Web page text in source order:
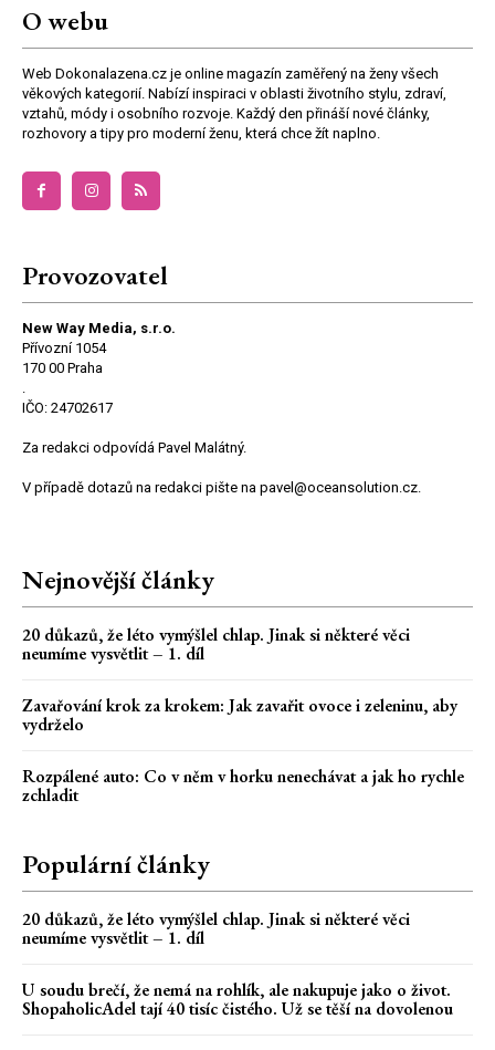
O webu
Web Dokonalazena.cz je online magazín zaměřený na ženy všech
věkových kategorií. Nabízí inspiraci v oblasti životního stylu, zdraví,
vztahů, módy i osobního rozvoje. Každý den přináší nové články,
rozhovory a tipy pro moderní ženu, která chce žít naplno.
Provozovatel
New Way Media, s.r.o.
Přívozní 1054
170 00 Praha
.
IČO: 24702617
Za redakci odpovídá Pavel Malátný.
V případě dotazů na redakci pište na pavel@oceansolution.cz.
Nejnovější články
20 důkazů, že léto vymýšlel chlap. Jinak si některé věci
neumíme vysvětlit – 1. díl
Zavařování krok za krokem: Jak zavařit ovoce i zeleninu, aby
vydrželo
Rozpálené auto: Co v něm v horku nenechávat a jak ho rychle
zchladit
Populární články
20 důkazů, že léto vymýšlel chlap. Jinak si některé věci
neumíme vysvětlit – 1. díl
U soudu brečí, že nemá na rohlík, ale nakupuje jako o život.
ShopaholicAdel tají 40 tisíc čistého. Už se těší na dovolenou